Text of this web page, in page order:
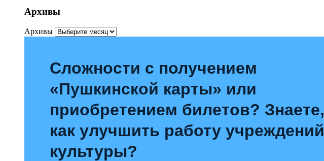
Архивы
Архивы
Сложности с получением
«Пушкинской карты» или
приобретением билетов? Знаете,
как улучшить работу учреждений
культуры?